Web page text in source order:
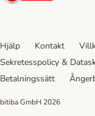
Hjälp Kontakt
Sekretesspolicy &
Betalningssätt
bitiba GmbH 2026